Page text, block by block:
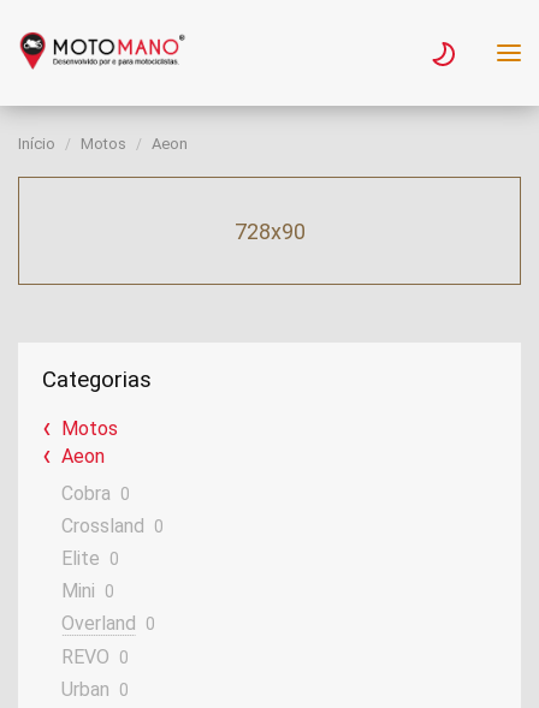
Início Motos Aeon
728x90
Categorias
Motos
Aeon
Cobra
0
Crossland 0
Elite 0
Mini 0
Overland 0
REVO 0
Urban 0